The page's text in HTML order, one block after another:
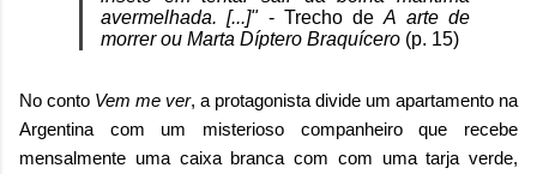
avermelhada. [...]"- Trecho deA arte de
morrer ou Marta Díptero Braquícero (p. 15)
No conto Vem me ver, a protagonista divide um apartamento na
Argentina com um misterioso companheiro que recebe
mensalmente uma caixa branca com com uma tarja verde,